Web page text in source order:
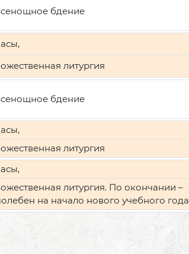
бдение
литургия
бдение
литургия
литургия. По окончании –
на начало нового учебного года